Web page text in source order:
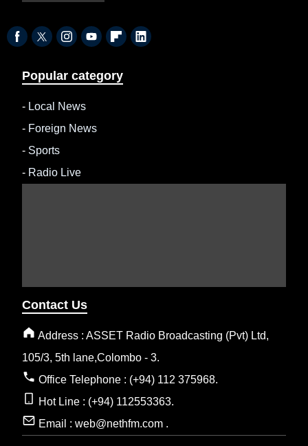
Popular category
- Local News
- Foreign News
- Sports
- Radio Live
Contact Us
Address : ASSET Radio Broadcasting (Pvt) Ltd,
105/3, 5th lane,Colombo - 3.
Office Telephone : (+94) 112 375968.
Hot Line : (+94) 112553363.
Email : web@nethfm.com .